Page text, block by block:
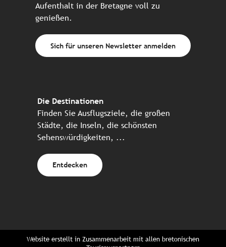
Aufenthalt in der Bretagne voll zu
genießen.
Sich für unseren Newsletter anmelden
Die Destinationen
Finden Sie Ausflugsziele, die großen
Städte, die Inseln, die schönsten
Sehenswürdigkeiten, ...
Entdecken
Website erstellt in Zusammenarbeit mit allen bretonischen